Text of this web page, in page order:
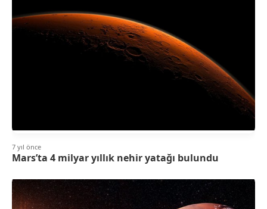
7 yıl önce
Mars’ta 4 milyar yıllık nehir yatağı bulundu